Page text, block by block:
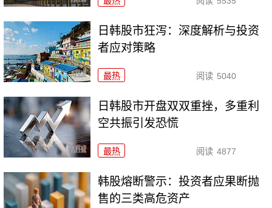
日韩股市狂泻：深度解析与投资
者应对策略
最热 阅读 5040
日韩股市开盘双双重挫，多重利
空共振引发恐慌
最热 阅读 4877
韩股熔断警示：投资者应果断抛
售的三类高危资产